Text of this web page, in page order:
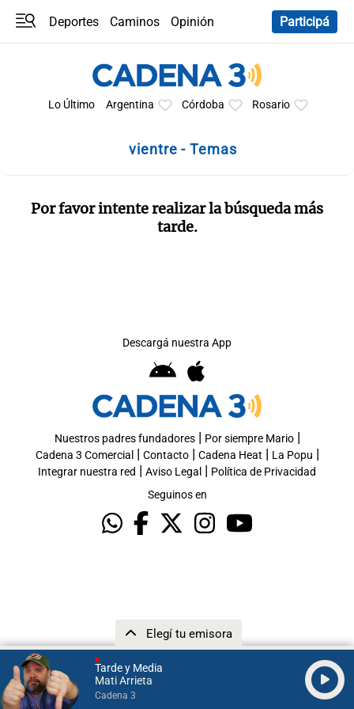
Tarde y Media
Mati Arrieta
Cadena 3
Elegí tu emisora
Deportes Caminos
Opinión
Participá
Lo Último Argentina Córdoba Rosario
vientre - Temas
Por favor intente realizar la búsqueda más
tarde.
Descargá nuestra App
Nuestros padres fundadores| Por siempre Mario|
Cadena 3 Comercial | Contacto| Cadena Heat | La Popu |
Integrar nuestra red | Aviso Legal | Política de Privacidad
Seguinos en